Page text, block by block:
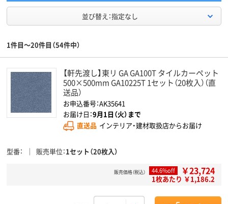
並び替え：指定なし
1件目～20件目（54件中）
【軒先渡し】東リ GA GA100T タイルカーペット
500×500mm GA10225T 1セット（20枚入）（直
送品）
お申込番号：AK35641
お届け日：9月1日（火）まで
直送品 インテリア・建材取扱店からお届け
型番 販売単位 1セット（20枚入）
販売価格（税込） 44.6%off ￥23,724
1枚あたり ￥1,186.2